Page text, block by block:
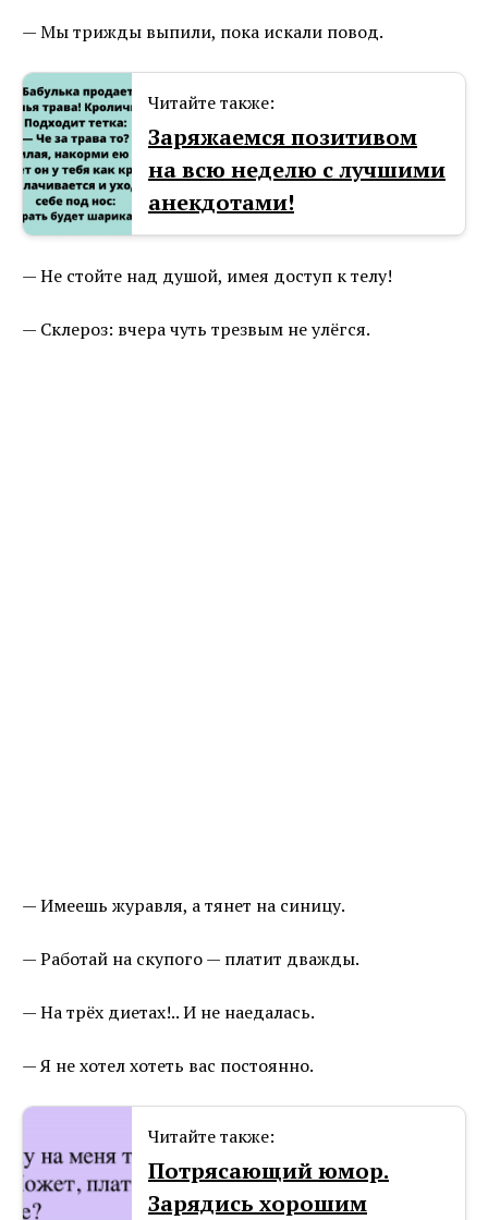
— Мы трижды выпили, пока искали повод.
Читайте также:
Заряжаемся позитивом
на всю неделю с лучшими
анекдотами!
— Не стойте над душой, имея доступ к телу!
— Склероз: вчера чуть трезвым не улёгся.
— Имеешь журавля, а тянет на синицу.
— Работай на скупого — платит дважды.
— На трёх диетах!.. И не наедалась.
— Я не хотел хотеть вас постоянно.
Читайте также:
Потрясающий юмор.
Зарядись хорошим